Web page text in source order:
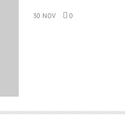
30 NOV 0